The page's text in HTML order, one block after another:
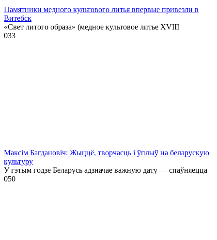
Памятники медного культового литья впервые привезли в
Витебск
«Свет литого образа» (медное культовое литье XVIII
033
Максім Багдановіч: Жыццё, творчасць і ўплыў на беларускую
культуру
У гэтым годзе Беларусь адзначае важную дату — спаўняецца
050